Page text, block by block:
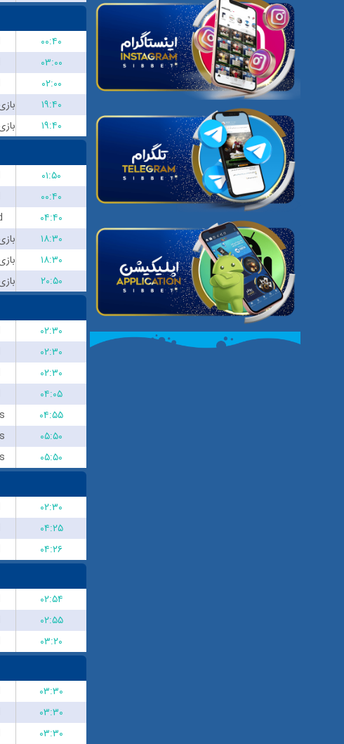
۰۰:۴۰
۰۳:۰۰
۰۲:۰۰
۱۹:۴۰
۱۹:۴۰
۰۱:۵۰
۰۰:۴۰
۰۴:۴۰
۱۸:۳۰
۱۸:۳۰
۲۰:۵۰
۰۲:۳۰
۰۲:۳۰
۰۲:۳۰
۰۴:۰۵
۰۴:۵۵
۰۵:۵۰
۰۵:۵۰
۰۲:۳۰
۰۴:۲۵
۰۴:۲۶
۰۲:۵۴
۰۲:۵۵
۰۳:۲۰
۰۳:۳۰
۰۳:۳۰
۰۳:۳۰